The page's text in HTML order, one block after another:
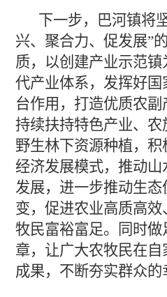
下一步，巴河镇将
兴、聚合力、促发展”
质，以创建产业示范
代产业体系，发挥好
台作用，打造优质农副
持续扶持特色产业、
野生林下资源种植，
经济发展模式，推动
发展，进一步推动生
变，促进农业高质高
牧民富裕富足。同时做
章，让广大农牧民在
成果，不断夯实群众的